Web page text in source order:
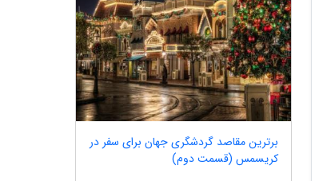
برترین مقاصد گردشگری جهان برای سفر در
کریسمس (قسمت دوم)